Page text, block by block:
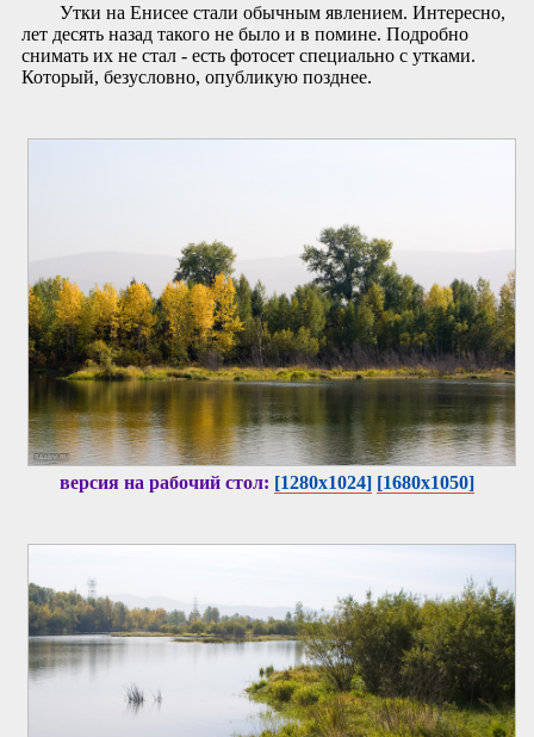
Утки на Енисее стали обычным явлением. Интересно,
лет десять назад такого не было и в помине. Подробно
снимать их не стал - есть фотосет специально с утками.
Который, безусловно, опубликую позднее.
версия на рабочий стол: [1280x1024] [1680x1050]